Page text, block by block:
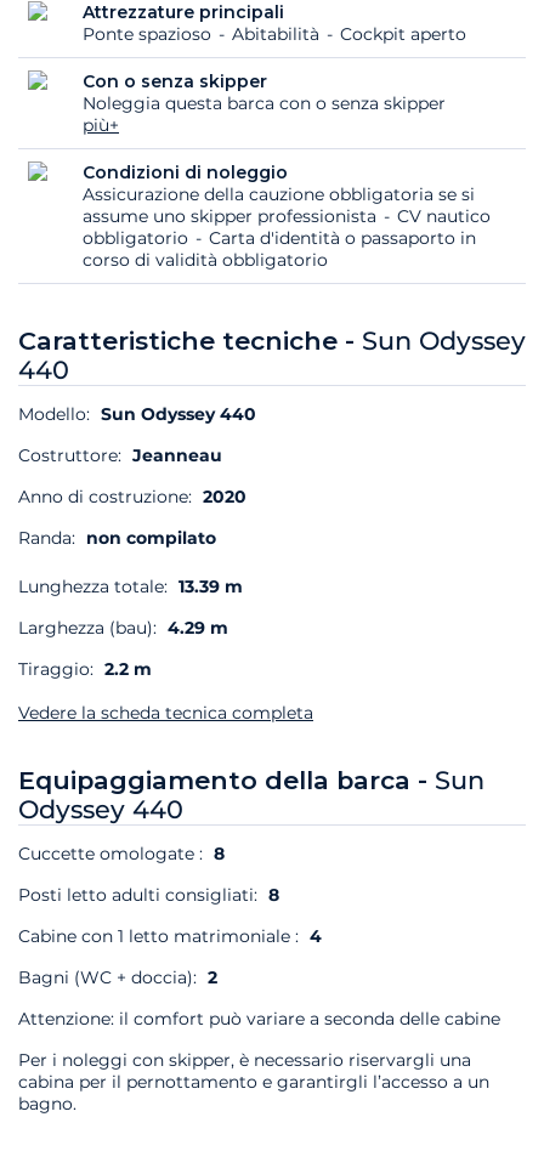
Attrezzature principali
Ponte spazioso
Abitabilità Cockpit aperto
Con o senza skipper
Noleggia questa barca con o senza skipper
più+
Condizioni di noleggio
Assicurazione della cauzione obbligatoria se si
assume uno skipper professionista
CV nautico
obbligatorio
Carta d'identità o passaporto in
corso di validità obbligatorio
Caratteristiche tecniche - Sun Odyssey
440
Modello: Sun Odyssey 440
Costruttore: Jeanneau
Anno di costruzione: 2020
Randa: non compilato
Lunghezza totale: 13.39 m
Larghezza (bau): 4.29 m
Tiraggio: 2.2 m
Vedere la scheda tecnica completa
Equipaggiamento della barca - Sun
Odyssey 440
Cuccette omologate : 8
Posti letto adulti consigliati: 8
Cabine con 1 letto matrimoniale : 4
Bagni (WC + doccia): 2
Attenzione: il comfort può variare a seconda delle cabine
Per i noleggi con skipper, è necessario riservargli una
cabina per il pernottamento e garantirgli l’accesso a un
bagno.